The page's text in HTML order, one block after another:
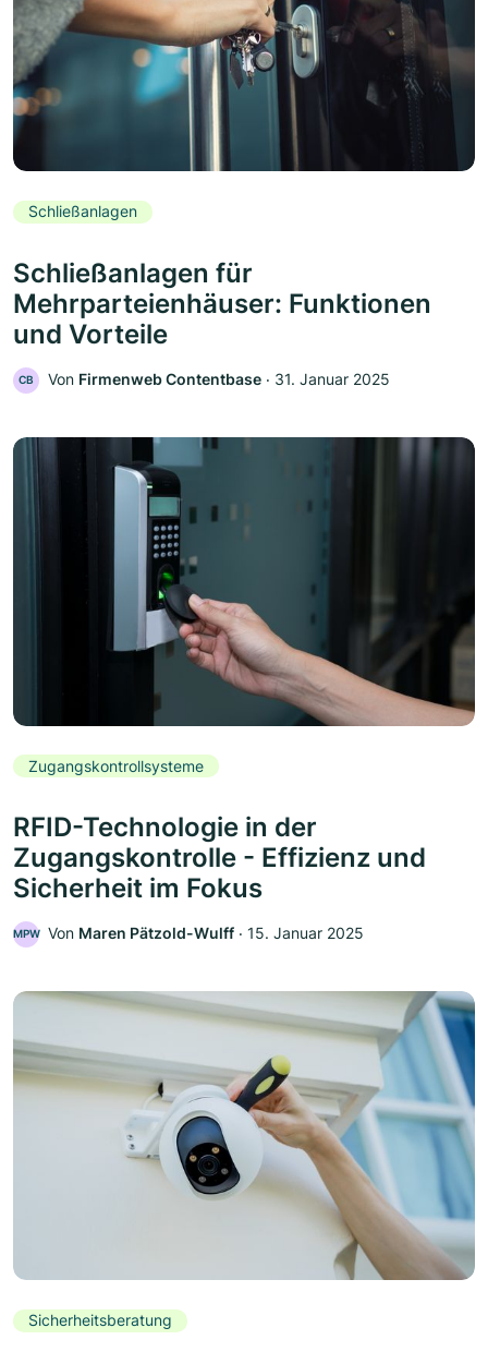
Schließanlagen
Schließanlagen für
Mehrparteienhäuser: Funktionen
und Vorteile
CB Von Firmenweb Contentbase ‧ 31. Januar 2025
Zugangskontrollsysteme
RFID-Technologie in der
Zugangskontrolle - Effizienz und
Sicherheit im Fokus
MPW Von Maren Pätzold-Wulff ‧ 15. Januar 2025
Sicherheitsberatung